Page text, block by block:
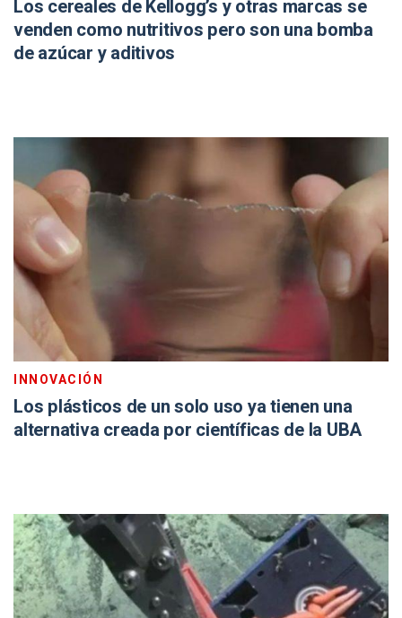
Los cereales de Kellogg’s y otras marcas se
venden como nutritivos pero son una bomba
de azúcar y aditivos
INNOVACIÓN
Los plásticos de un solo uso ya tienen una
alternativa creada por científicas de la UBA